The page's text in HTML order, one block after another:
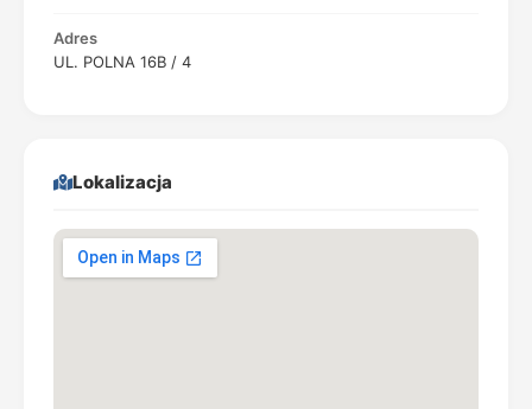
Adres
UL. POLNA 16B / 4
Lokalizacja